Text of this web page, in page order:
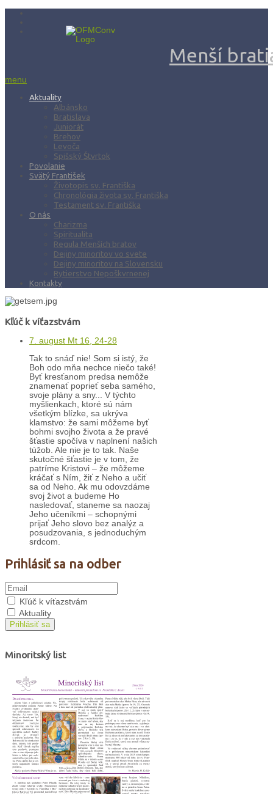
Menší
menu
Aktuality
Albánsko
Bratislava
Juniorát
Brehov
Levoča
Spišský Štvrtok
Povolanie
Svätý František
Životopis sv. Františka
Chronológia života sv. Františka
Testament sv. Františka
O nás
Charizma
Spiritualita
Regula Menších bratov
Dejiny minoritov vo svete
Dejiny minoritov na Slovensku
Rytierstvo Nepoškvrnenej
Kontakty
Kľúč k víťazstvám
7. august Mt 16, 24-28
Tak to snáď nie! Som si istý, že
Boh odo mňa nechce niečo také!
Byť kresťanom predsa nemôže
znamenať poprieť seba samého,
svoje plány a sny... V týchto
myšlienkach, ktoré sú nám
všetkým blízke, sa ukrýva
klamstvo: že sami môžeme byť
bohmi svojho života a že pravé
šťastie spočíva v naplnení našich
túžob. Ale nie je to tak. Naše
skutočné šťastie je v tom, že
patríme Kristovi – že môžeme
kráčať s Ním, žiť z Neho a učiť
sa od Neho. Ak mu odovzdáme
svoj život a budeme Ho
nasledovať, staneme sa naozaj
Jeho učeníkmi – schopnými
prijať Jeho slovo bez analýz a
posudzovania, s jednoduchým
srdcom.
Prihlásiť sa na odber
Kľúč k víťazstvám
Aktuality
Prihlásiť sa
Minoritský list